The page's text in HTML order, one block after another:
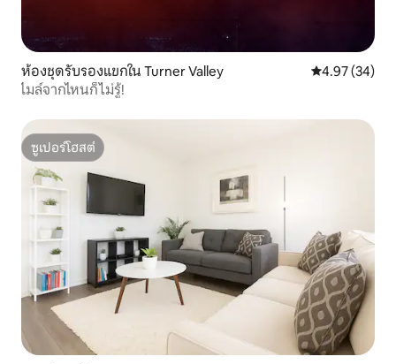
ห้องชุดรับรองแขกใน Turner Valley คะแนนเฉลี่ย
4.97 (34)
ไมล์จากไหนก็ไม่รู้!
ซูเปอร์โฮสต์
ซูเปอร์โฮสต์